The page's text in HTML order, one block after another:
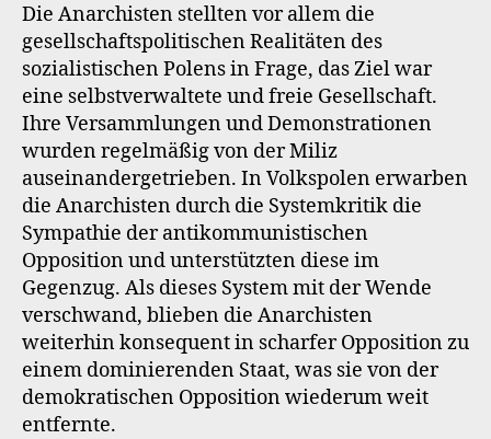
Die Anarchisten stellten vor allem die
gesellschaftspolitischen Realitäten des
sozialistischen Polens in Frage, das Ziel war
eine selbstverwaltete und freie Gesellschaft.
Ihre Versammlungen und Demonstrationen
wurden regelmäßig von der Miliz
auseinandergetrieben. In Volkspolen erwarben
die Anarchisten durch die Systemkritik die
Sympathie der antikommunistischen
Opposition und unterstützten diese im
Gegenzug. Als dieses System mit der Wende
verschwand, blieben die Anarchisten
weiterhin konsequent in scharfer Opposition zu
einem dominierenden Staat, was sie von der
demokratischen Opposition wiederum weit
entfernte.